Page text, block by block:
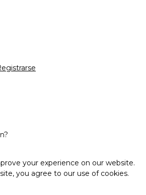
your experience on our website.
you agree to our use of cookies.